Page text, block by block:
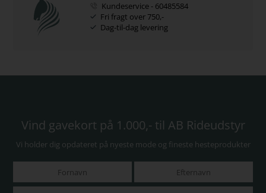
Kundeservice - 60485584
Fri fragt over 750,-
Dag-til-dag levering
Vind gavekort på 1.000,- til AB Rideudstyr
Vi holder dig opdateret på nyeste mode og fineste hesteprodukter